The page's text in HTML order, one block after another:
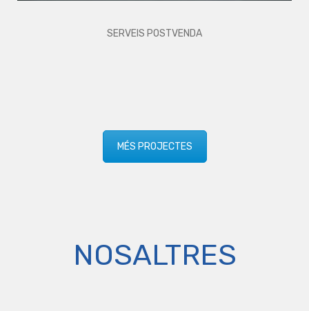
SERVEIS POSTVENDA
MÉS PROJECTES
NOSALTRES